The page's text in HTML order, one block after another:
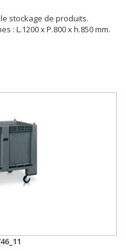
stockage de produits.
: L.1200 x P.800 x h.850 mm.